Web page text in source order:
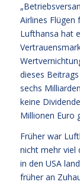
Airlines Flügen
Lufthansa hat
dieses
sechs
keine
Millionen Euro
Früher war
nicht mehr viel
in den USA
früher an